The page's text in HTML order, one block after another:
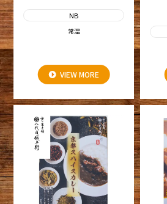
NB
常温
VIEW MORE